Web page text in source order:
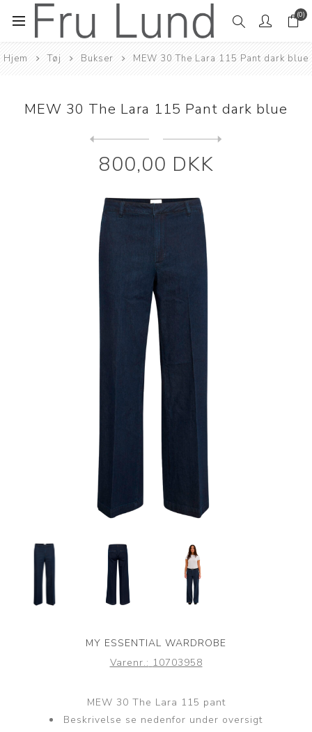
(0)
Hjem Tøj Bukser MEW 30 The Lara 115 Pant dark blue
MEW 30 The Lara 115 Pant dark blue
800,00 DKK
MY ESSENTIAL WARDROBE
Varenr.: 10703958
MEW 30 The Lara 115 pant
Beskrivelse se nedenfor under oversigt